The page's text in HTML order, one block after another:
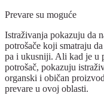
Prevare su moguće
Istraživanja pokazuju da
potrošače koji smatraju
pa i ukusniji. Ali kad je u
potrošač, pokazuju
organski i običan
prevare u ovoj oblasti.